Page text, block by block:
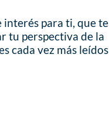
para ti, que te
tu perspectiva de la
cada vez más leídos